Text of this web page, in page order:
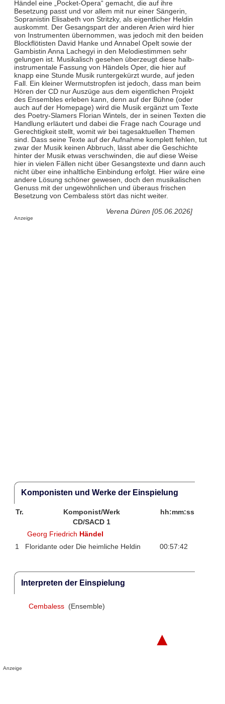
Händel eine „Pocket-Opera“ gemacht, die auf ihre
Besetzung passt und vor allem mit nur einer Sängerin,
Sopranistin Elisabeth von Stritzky, als eigentlicher Heldin
auskommt. Der Gesangspart der anderen Arien wird hier
von Instrumenten übernommen, was jedoch mit den beiden
Blockflötisten David Hanke und Annabel Opelt sowie der
Gambistin Anna Lachegyi in den Melodiestimmen sehr
gelungen ist. Musikalisch gesehen überzeugt diese halb-
instrumentale Fassung von Händels Oper, die hier auf
knapp eine Stunde Musik runtergekürzt wurde, auf jeden
Fall. Ein kleiner Wermutstropfen ist jedoch, dass man beim
Hören der CD nur Auszüge aus dem eigentlichen Projekt
des Ensembles erleben kann, denn auf der Bühne (oder
auch auf der Homepage) wird die Musik ergänzt um Texte
des Poetry-Slamers Florian Wintels, der in seinen Texten die
Handlung erläutert und dabei die Frage nach Courage und
Gerechtigkeit stellt, womit wir bei tagesaktuellen Themen
sind. Dass seine Texte auf der Aufnahme komplett fehlen, tut
zwar der Musik keinen Abbruch, lässt aber die Geschichte
hinter der Musik etwas verschwinden, die auf diese Weise
hier in vielen Fällen nicht über Gesangstexte und dann auch
nicht über eine inhaltliche Einbindung erfolgt. Hier wäre eine
andere Lösung schöner gewesen, doch den musikalischen
Genuss mit der ungewöhnlichen und überaus frischen
Besetzung von Cembaless stört das nicht weiter.
Verena Düren [05.06.2026]
Anzeige
Komponisten und Werke der Einspielung
Tr. Komponist/Werk
hh:mm:ss
CD/SACD 1
Georg Friedrich Händel
1
Floridante oder Die heimliche Heldin 00:57:42
Interpreten der Einspielung
Cembaless (Ensemble)
▲
Anzeige